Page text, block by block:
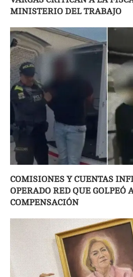
MINISTERIO DEL TRABAJO
COMISIONES Y CUENTAS
OPERADO RED QUE GOLPEÓ
COMPENSACIÓN